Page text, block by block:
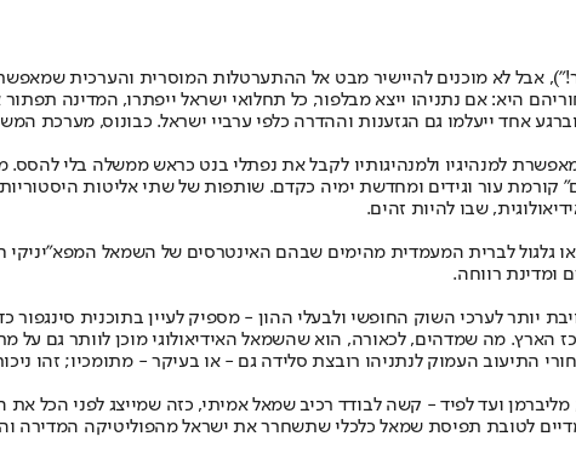
אבל לא מוכנים להיישיר מבט אל ההתערטלות המוסרית והערכית
היא: אם נתניהו ייצא מבלפור, כל תחלואי ישראל ייפתרו, המדינה תפתור
אחד ייעלמו גם הגזענות וההדרה כלפי ערביי ישראל. כבונוס, מערכת
למנהיגיו ולמנהיגותיו לקבל את נפתלי בנט כראש ממשלה בלי להסס.
עור וגידים ומחדשת ימיה כקדם. שותפות של שתי אליטות
שבו להיות זהים.
גלגול לברית המעמדית מהימים שבהם האינטרסים של השמאל
ומדינת רווחה.
יותר לערכי השוק החופשי ולבעלי ההון - מספיק לעיין בתוכנית
הארץ. מה שמדהים, לכאורה, הוא שהשמאל האידיאולוגי מוכן לוותר גם על
התיעוב העמוק לנתניהו רובצת סלידה גם - או בעיקר - מתומכיו; זהו
ועד לפיד - קשה לבודד רכיב שמאל אמיתי, כזה שמייצג לפני הכל
לטובת תפיסת שמאל כלכלי שתשחרר את ישראל מהפוליטיקה המדירה